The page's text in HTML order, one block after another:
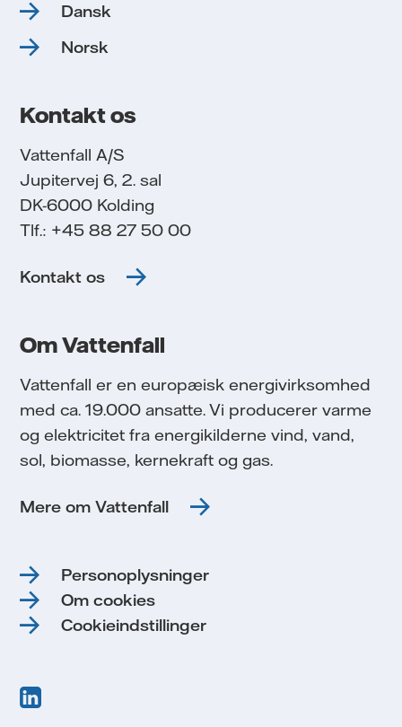
Dansk
Norsk
Kontakt os
Vattenfall A/S
Jupitervej 6, 2. sal
DK-6000 Kolding
Tlf.: +45 88 27 50 00
Kontakt os
Om Vattenfall
Vattenfall er en europæisk energivirksomhed
med ca. 19.000 ansatte. Vi producerer varme
og elektricitet fra energikilderne vind, vand,
sol, biomasse, kernekraft og gas.
Mere om Vattenfall
Personoplysninger
Om cookies
Cookieindstillinger